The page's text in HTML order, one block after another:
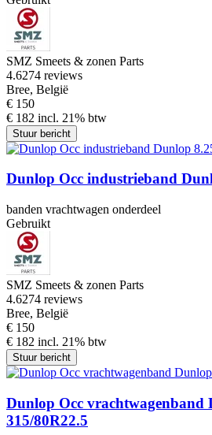
SMZ Smeets & zonen Parts
4.6274 reviews
Bree, België
€ 150
€ 182 incl. 21% btw
Stuur bericht
Dunlop Occ industrieband
banden vrachtwagen onderdeel
Gebruikt
SMZ Smeets & zonen Parts
4.6274 reviews
Bree, België
€ 150
€ 182 incl. 21% btw
Stuur bericht
Dunlop Occ vrachtwagenband
315/80R22.5